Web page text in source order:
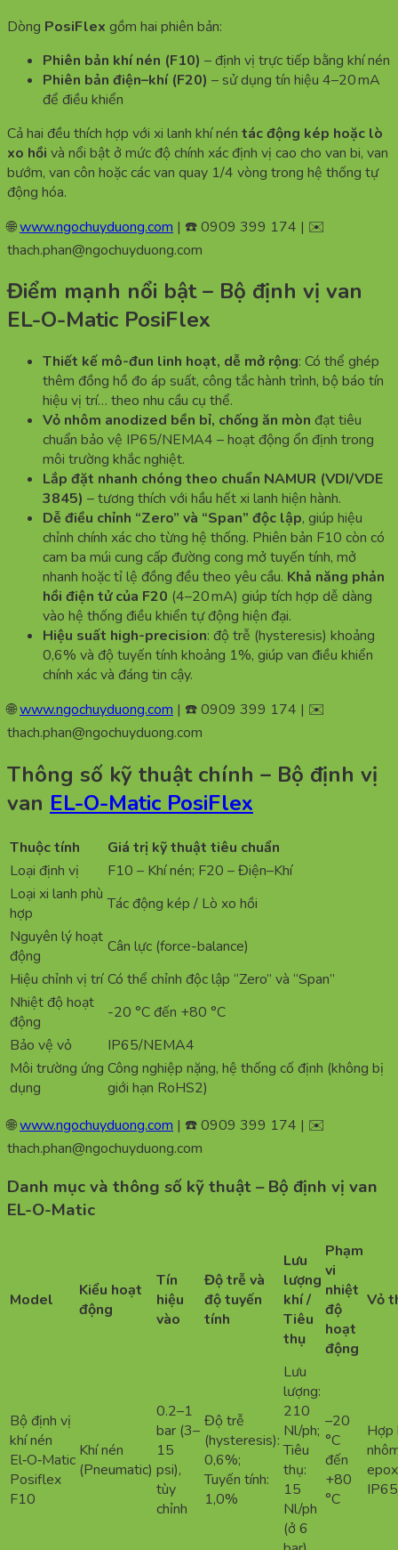
Dòng PosiFlex gồm hai phiên bản:
Phiên bản khí nén (F10) – định vị trực tiếp bằng khí nén
Phiên bản điện–khí (F20) – sử dụng tín hiệu 4–20 mA
để điều khiển
Cả hai đều thích hợp với xi lanh khí nén tác động kép hoặc lò
xo hồi và nổi bật ở mức độ chính xác định vị cao cho van bi, van
bướm, van côn hoặc các van quay 1/4 vòng trong hệ thống tự
động hóa.
🌐www.ngochuyduong.com | ☎️ 0909 399 174 | ✉️
thach.phan@ngochuyduong.com
Điểm mạnh nổi bật – Bộ định vị van
EL-O-Matic PosiFlex
Thiết kế mô-đun linh hoạt, dễ mở rộng: Có thể ghép
thêm đồng hồ đo áp suất, công tắc hành trình, bộ báo tín
hiệu vị trí… theo nhu cầu cụ thể.
Vỏ nhôm anodized bền bỉ, chống ăn mòn đạt tiêu
chuẩn bảo vệ IP65/NEMA4 – hoạt động ổn định trong
môi trường khắc nghiệt.
Lắp đặt nhanh chóng theo chuẩn NAMUR (VDI/VDE
3845) – tương thích với hầu hết xi lanh hiện hành.
Dễ điều chỉnh “Zero” và “Span” độc lập, giúp hiệu
chỉnh chính xác cho từng hệ thống. Phiên bản F10 còn có
cam ba múi cung cấp đường cong mở tuyến tính, mở
nhanh hoặc tỉ lệ đồng đều theo yêu cầu. Khả năng phản
hồi điện tử của F20 (4–20 mA) giúp tích hợp dễ dàng
vào hệ thống điều khiển tự động hiện đại.
Hiệu suất high-precision: độ trễ (hysteresis) khoảng
0,6% và độ tuyến tính khoảng 1%, giúp van điều khiển
chính xác và đáng tin cậy.
🌐www.ngochuyduong.com | ☎️ 0909 399 174 | ✉️
thach.phan@ngochuyduong.com
Thông số kỹ thuật chính – Bộ định vị
van EL-O-Matic PosiFlex
Thuộc tính
Giá trị kỹ thuật tiêu chuẩn
Loại định vị
F10 – Khí nén; F20 – Điện–Khí
Loại xi lanh phù
hợp
Tác động kép / Lò xo hồi
Nguyên lý hoạt
động
Cân lực (force-balance)
Hiệu chỉnh vị trí Có thể chỉnh độc lập “Zero” và “Span”
Nhiệt độ hoạt
động
-20 °C đến +80 °C
Bảo vệ vỏ
IP65/NEMA4
Môi trường ứng
dụng
Công nghiệp nặng, hệ thống cố định (không bị
giới hạn RoHS2)
🌐www.ngochuyduong.com | ☎️ 0909 399 174 | ✉️
thach.phan@ngochuyduong.com
Danh mục và thông số kỹ thuật – Bộ định vị van
EL-O-Matic
Model
Kiểu hoạt
động
Tín
hiệu
vào
Độ trễ và
độ tuyến
tính
Lưu
lượng
khí /
Tiêu
thụ
Phạm
vi
nhiệt
độ
hoạt
động
Vỏ
Bộ định vị
khí nén
El‑O‑Matic
Posiflex
F10
Khí nén
(Pneumatic)
0.2–1
bar (3–
15
psi),
tùy
chỉnh
Độ trễ
(hysteresis):
0,6%;
Tuyến tính:
1,0%
Lưu
lượng:
210
Nl/ph;
Tiêu
thụ:
15
Nl/ph
(ở 6
–20
°C
đến
+80
°C
Hợp